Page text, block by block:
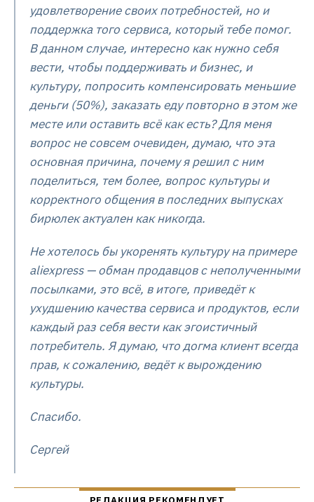
удовлетворение своих потребностей, но и
поддержка того сервиса, который тебе помог.
В данном случае, интересно как нужно себя
вести, чтобы поддерживать и бизнес, и
культуру, попросить компенсировать меньшие
деньги (50%), заказать еду повторно в этом же
месте или оставить всё как есть? Для меня
вопрос не совсем очевиден, думаю, что эта
основная причина, почему я решил с ним
поделиться, тем более, вопрос культуры и
корректного общения в последних выпусках
бирюлек актуален как никогда.
Не хотелось бы укоренять культуру на примере
aliexpress — обман продавцов с неполученными
посылками, это всё, в итоге, приведёт к
ухудшению качества сервиса и продуктов, если
каждый раз себя вести как эгоистичный
потребитель. Я думаю, что догма клиент всегда
прав, к сожалению, ведёт к вырождению
культуры.
Спасибо.
Сергей